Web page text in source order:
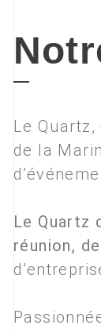
Le
de la
Le Quartz
réunion,